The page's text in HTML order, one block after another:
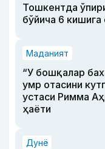
Тошкентда
бўйича 6
Маданият
“У бошқалар
умр отасини
устаси Римма
ҳаёти
Дунё